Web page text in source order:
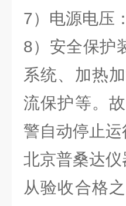
7）电源电压
8）安全保护
系统、加热
流保护等。
警自动停止运
北京普桑达
从验收合格